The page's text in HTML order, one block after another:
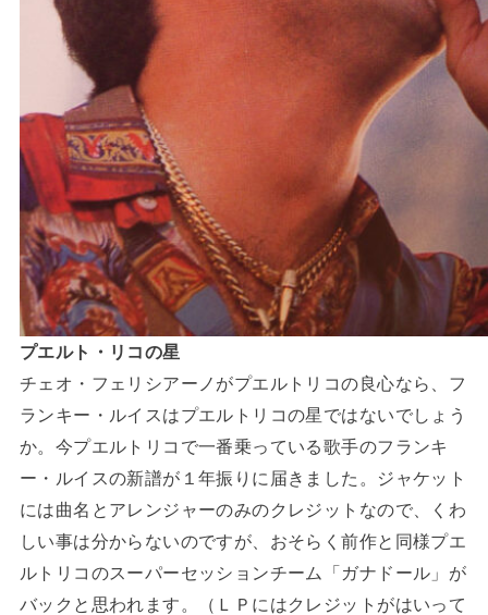
プエルト・リコの星
チェオ・フェリシアーノがプエルトリコの良心なら、フ
ランキー・ルイスはプエルトリコの星ではないでしょう
か。今プエルトリコで一番乗っている歌手のフランキ
ー・ルイスの新譜が１年振りに届きました。ジャケット
には曲名とアレンジャーのみのクレジットなので、くわ
しい事は分からないのですが、おそらく前作と同様プエ
ルトリコのスーパーセッションチーム「ガナドール」が
バックと思われます。（ＬＰにはクレジットがはいって